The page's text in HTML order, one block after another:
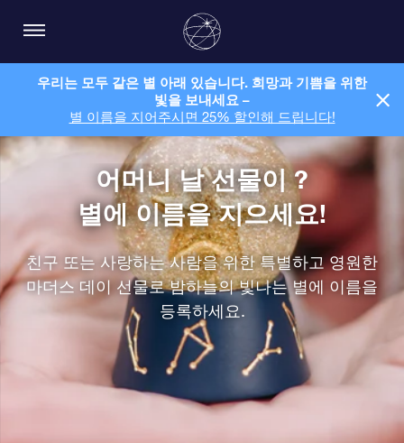
우리는 모두 같은 별 아래 있습니다. 희망과 기쁨을 위한
빛을 보내세요 –
별 이름을 지어주시면 25% 할인해 드립니다!
어머니 날 선물이 ?
별에 이름을 지으세요!
친구 또는 사랑하는 사람을 위한 특별하고 영원한
마더스 데이 선물로 밤하늘의 빛나는 별에 이름을
등록하세요.